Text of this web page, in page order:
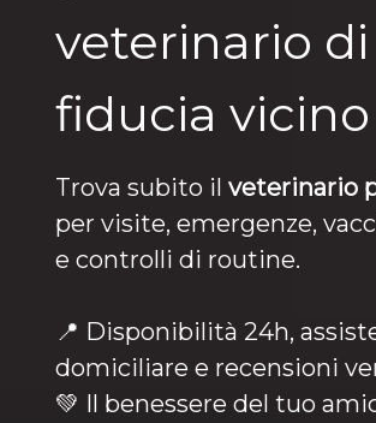
veterinario di
fiducia vicino
Trova subito il veterinario
per visite, emergenze,
e controlli di routine.
📍 Disponibilità 24h,
domiciliare e recensioni
💚 Il benessere del tuo